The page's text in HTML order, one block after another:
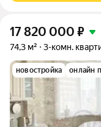
17 820 000 ₽
74,3 м² 3-комн.
новостройка онлайн